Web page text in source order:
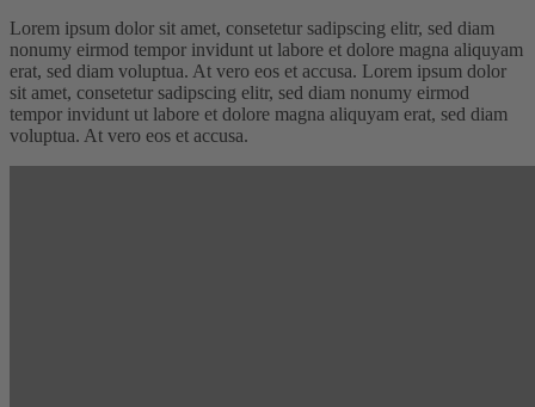
Lorem ipsum dolor sit amet, consetetur sadipscing elitr, sed diam
nonumy eirmod tempor invidunt ut labore et dolore magna aliquyam
erat, sed diam voluptua. At vero eos et accusa. Lorem ipsum dolor
sit amet, consetetur sadipscing elitr, sed diam nonumy eirmod
tempor invidunt ut labore et dolore magna aliquyam erat, sed diam
voluptua. At vero eos et accusa.